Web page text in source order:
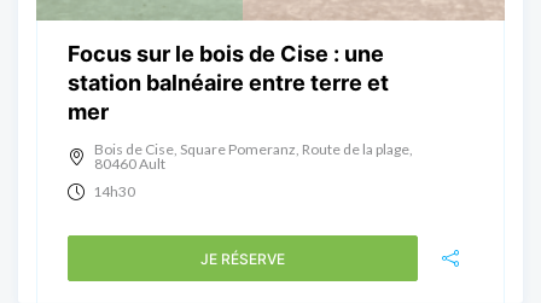
Focus sur le bois de Cise : une
station balnéaire entre terre et
mer
Bois de Cise, Square Pomeranz, Route de la plage,
80460 Ault
14h30
JE RÉSERVE